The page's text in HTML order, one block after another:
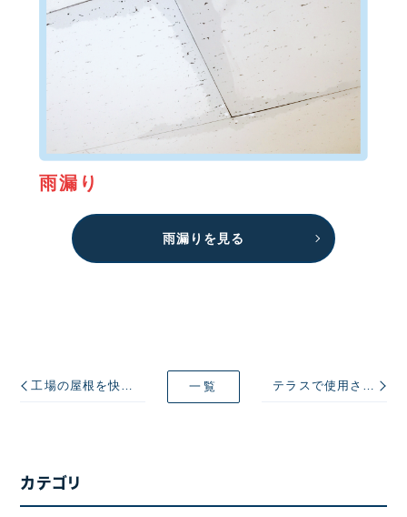
雨漏り
雨漏りを見る
工場の屋根を快適に！進化した遮熱塗料をご紹介します！ 一覧 テラスで使用されるポリカーボネイトも種類があります
カテゴリ